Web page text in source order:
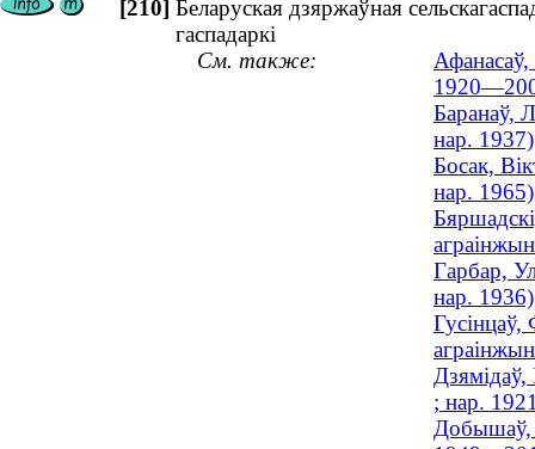
[210] Беларуская дзяржаўная
гаспадаркі
См. также:
Афанасаў,
Баранаў,
нар. 1937)
Босак,
нар. 1965)
Гарбар,
нар. 1936)
Гусінцаў,
; нар.
Добышаў,